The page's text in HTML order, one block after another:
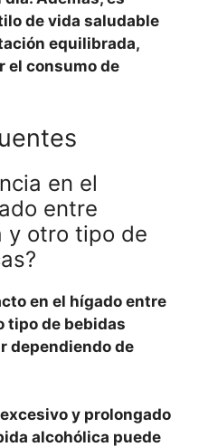
de vida saludable
equilibrada,
el consumo de
en el
entre
y otro tipo de
en el hígado entre
tipo de bebidas
dependiendo de
y prolongado
alcohólica puede